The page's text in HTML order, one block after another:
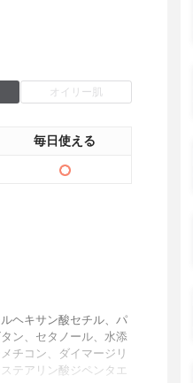
オイリー肌
毎日使える
ヘキサン酸セチル、パ
ン、セタノール、水添
チコン、ダイマージリ
テアリン酸ジペンタエ